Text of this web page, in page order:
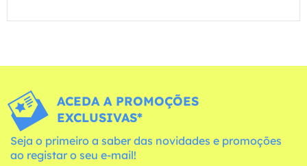
ACEDA A PROMOÇÕES
EXCLUSIVAS*
Seja o primeiro a saber das novidades e promoções
ao registar o seu e-mail!